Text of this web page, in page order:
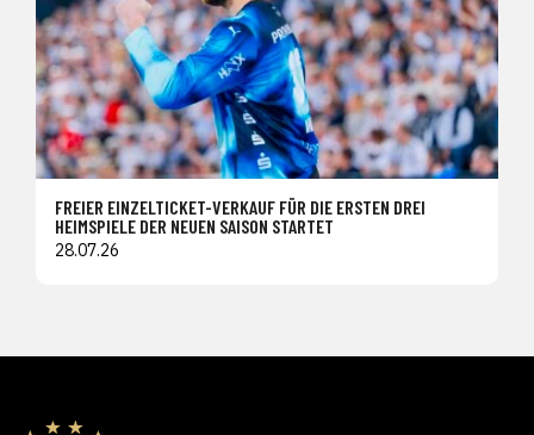
FREIER EINZELTICKET-VERKAUF FÜR DIE ERSTEN DREI
HEIMSPIELE DER NEUEN SAISON STARTET
28.07.26